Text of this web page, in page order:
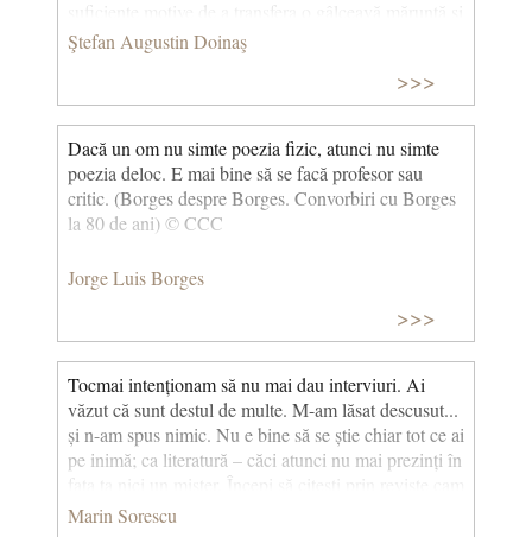
penibilă, determinată de interese meschine, într-o
dispută "de idei". Ceea ce s-a petrecut, cu decenii
înainte, între Arghezi şi Ion Barbu a devenit un
simplu capitol de istorie literară, din care orice
conotaţie subiectivă a dispărut sau a îmbrăcat forma
nobilă a unei diferenţe de "arte poetice". Eu cred că e
foarte bine că se întâmplă acest lucru; este indicat ca
Istoria literară să şteargă ridurile, grimasele şi
"aluniţele" de pe obrazul prea crispat al Vieţii
răfuielile meschine ale tuturor veleitarilor literari
care-şi cumpără genialitatea postişă de la chioşcul de
ziare din colţ. Într-o epocă invadată de V.I.P.-uri – de
tot soiul – care nu sunt decât surogatul efemer al
personalităţii, dar care "înghit" cu lăcomie
înspăimântătoare toate resursele ce s-ar cuveni
culturii adevărate – este bine, este chiar necesar ca
gura falselor valori să fie redusă la tăcere.
Ştefan Augustin Doinaş
>>>
Dacă un om nu simte poezia fizic, atunci nu simte
poezia deloc. E mai bine să se facă profesor sau
critic. (Borges despre Borges. Convorbiri cu Borges
la 80 de ani) © CCC
Jorge Luis Borges
>>>
Tocmai intenționam să nu mai dau interviuri. Ai
văzut că sunt destul de multe. M-am lăsat descusut...
și n-am spus nimic. Nu e bine să se știe chiar tot ce ai
pe inimă; ca literatură – căci atunci nu mai prezinți în
fața ta nici un mister. Începi să citești prin reviste cam
cine ești și cu ce te ocupi. Asta e plictisitor: să afli
Marin Sorescu